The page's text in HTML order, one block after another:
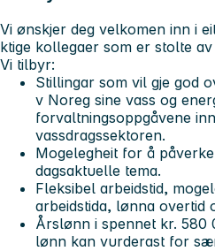
Vi ønskjer deg velkomen inn i
ktige kollegaer som er stolte
Vi tilbyr:
Stillingar som vil gje god
v Noreg sine vass og
forvaltningsoppgåvene
vassdragssektoren.
Mogelegheit for å
dagsaktuelle tema.
Fleksibel arbeidstid,
arbeidstida, lønna overtid
Årslønn i spennet kr.
lønn kan vurderast for